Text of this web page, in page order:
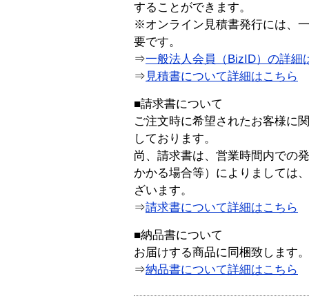
することができます。
※オンライン見積書発行には、
要です。
⇒一般法人会員（BizID）の詳細
⇒ 見積書について詳細はこちら
■請求書について
ご注文時に希望されたお客様に
しております。
尚、請求書は、営業時間内での
かかる場合等）によりましては
ざいます。
⇒請求書について詳細はこちら
■納品書について
お届けする商品に同梱致します。
⇒納品書について詳細はこちら